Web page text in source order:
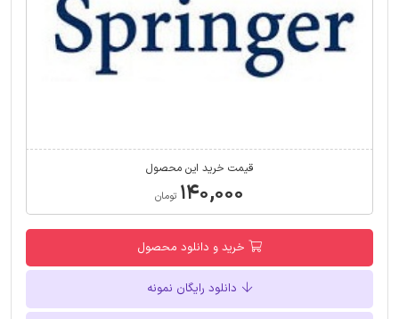
قیمت خرید این محصول
۱۴۰,۰۰۰ تومان
خرید و دانلود محصول
دانلود رایگان نمونه